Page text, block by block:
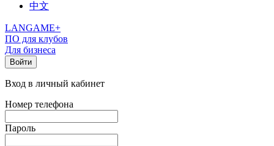
中文
LANGAME+
ПО для клубов
Для бизнеса
Войти
Вход в личный кабинет
Номер телефона
Пароль